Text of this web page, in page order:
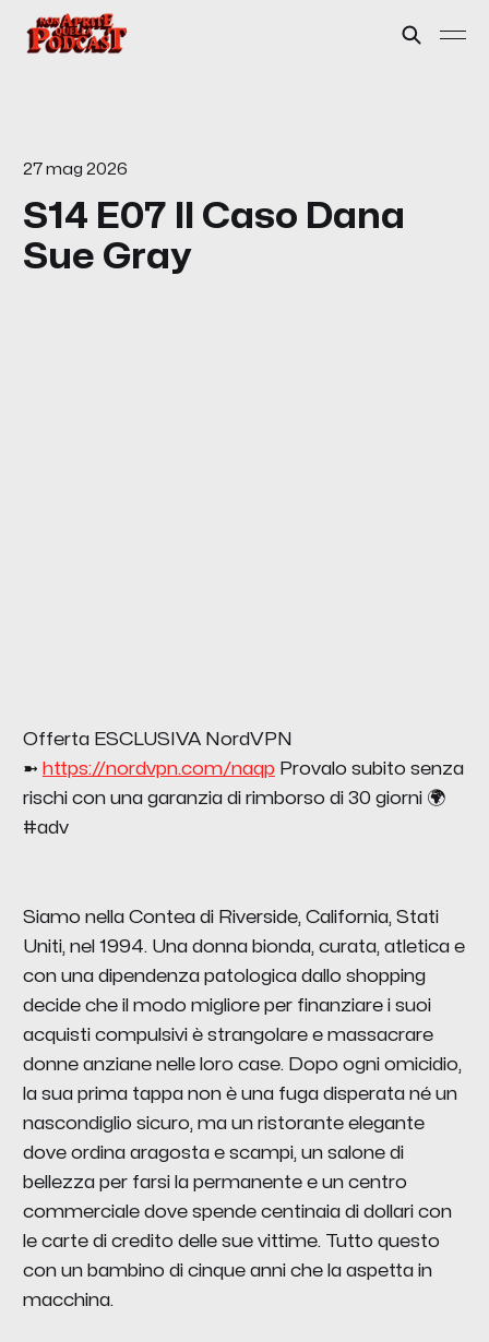
27 mag 2026
S14 E07 Il Caso Dana
Sue Gray
Offerta ESCLUSIVA NordVPN
➼ https://nordvpn.com/naqp Provalo subito senza
rischi con una garanzia di rimborso di 30 giorni 🌍
#adv
Siamo nella Contea di Riverside, California, Stati
Uniti, nel 1994. Una donna bionda, curata, atletica e
con una dipendenza patologica dallo shopping
decide che il modo migliore per finanziare i suoi
acquisti compulsivi è strangolare e massacrare
donne anziane nelle loro case. Dopo ogni omicidio,
la sua prima tappa non è una fuga disperata né un
nascondiglio sicuro, ma un ristorante elegante
dove ordina aragosta e scampi, un salone di
bellezza per farsi la permanente e un centro
commerciale dove spende centinaia di dollari con
le carte di credito delle sue vittime. Tutto questo
con un bambino di cinque anni che la aspetta in
macchina.